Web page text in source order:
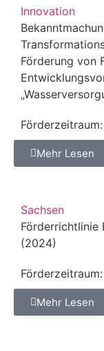
Innovation
Förderung von
Mehr Lesen
Sachsen
Förderrichtlinie
(2024)
Mehr Lesen